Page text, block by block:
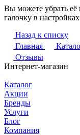
Вы можете убрать её
галочку в
Назад к списку
Главная
Отзывы
Интернет-магазин
Каталог
Акции
Бренды
Услуги
Блог
Компания